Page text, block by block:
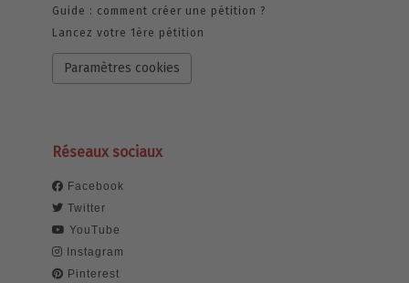
Guide : comment créer une pétition ?
Lancez votre 1ère pétition
Paramètres cookies
Réseaux sociaux
Facebook
Twitter
YouTube
Instagram
Pinterest